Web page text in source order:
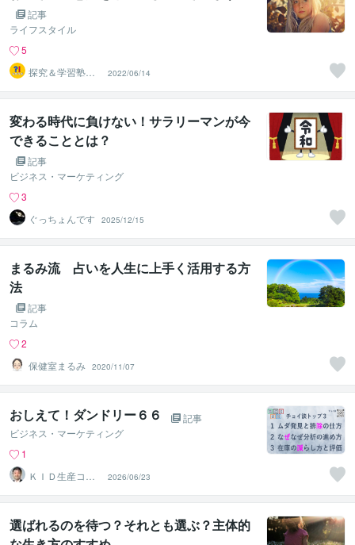
記事
ライフスタイル
5
探究＆学習塾｜
なぜラボ
2022/06/14
変わる時代に負けない！サラリーマンが今
できることとは？
記事
ビジネス・マーケティング
3
ぐっちょんです
2025/12/15
まるみ流 占いを人生に上手く活用する方
法
記事
コラム
2
保健室まるみ 2020/11/07
おしえて！ダンドリー６６
記事
ビジネス・マーケティング
1
ＫＩＤ生産コン
サルタント
2026/06/23
選ばれるのを待つ？それとも選ぶ？主体的